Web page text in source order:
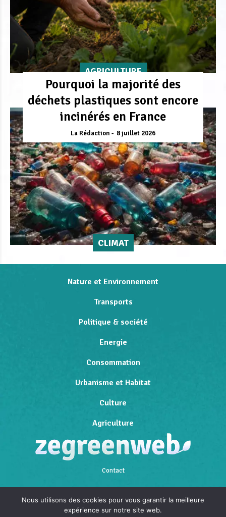
AGRICULTURE
Pourquoi la majorité des
déchets plastiques sont encore
incinérés en France
La Rédaction 8 juillet 2026
CLIMAT
Nature et Environnement
Transports
Politique & société
Energie
Consommation
Urbanisme et Habitat
Culture
Agriculture
Contact
Mentions légales
Nous utilisons des cookies pour vous garantir la meilleure
expérience sur notre site web.